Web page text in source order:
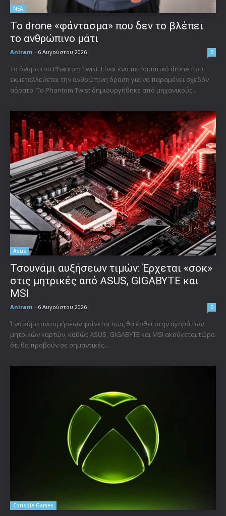
ΝΕΑ
Το drone «φάντασμα» που δεν το βλέπει
το ανθρώπινο μάτι
Aniram - 6 Αυγούστου 2026 0
Το όνομά του Phantom Twist. Είναι ένα πειραματικό drone που
εκμεταλλεύεται την ανθρώπινη όραση για να παραμένει σχεδόν
αόρατο. Το Phantom Twist δημιουργήθηκε από μηχανικούς...
Asus
Τσουνάμι αυξήσεων τιμών: Έρχεται «σοκ»
στις μητρικές από ASUS, GIGABYTE και
MSI
Aniram - 6 Αυγούστου 2026 0
Ένα κύμα ανατιμήσεων φαίνεται πως θα έρθει στην αγορά των
μητρικών καρτών, καθώς ASUS, GIGABYTE και MSI ακούγεται τώρα
ότι θα προβούν σε σημαντικές...
Console Games